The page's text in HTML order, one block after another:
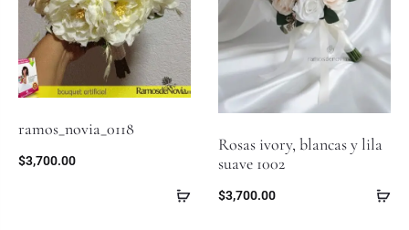
ramos_novia_0118
$3,700.00
Rosas ivory, blancas y lila
suave 1002
$3,700.00